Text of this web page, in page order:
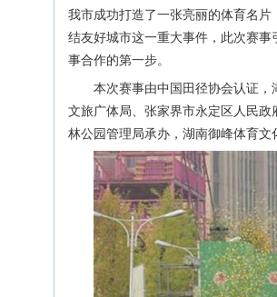
我市成功打造了一张亮丽的体育名
结友好城市这一重大事件，此次赛
事合作的第一步。
本次赛事由中国田径协会认证
文旅广体局、张家界市永定区人民
林公园管理局承办，湖南御峰体育文